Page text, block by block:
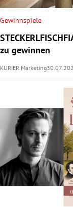
Untermenü
Untermenü
Untermenü
Untermenü
Untermenü
Gewinnspiele
zu gewinnen
KURIER Marketing